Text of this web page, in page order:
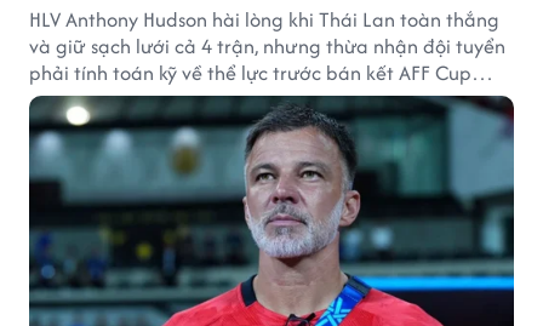
HLV Anthony Hudson hài lòng khi Thái Lan toàn thắng
và giữ sạch lưới cả 4 trận, nhưng thừa nhận đội tuyển
phải tính toán kỹ về thể lực trước bán kết AFF Cup
2026.